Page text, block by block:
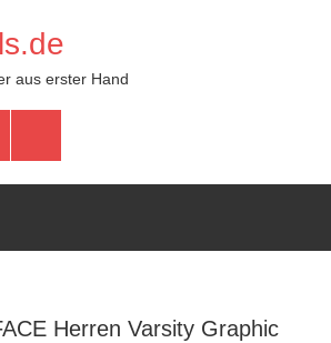
aus erster Hand
Herren Varsity Graphic